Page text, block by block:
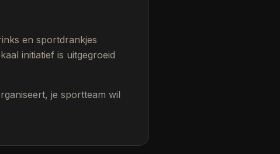
en sportdrankjes
initiatief is uitgegroeid
je sportteam wil